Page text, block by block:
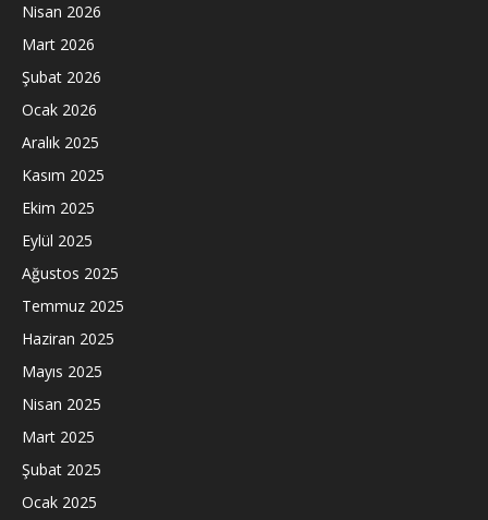
Nisan 2026
Mart 2026
Şubat 2026
Ocak 2026
Aralık 2025
Kasım 2025
Ekim 2025
Eylül 2025
Ağustos 2025
Temmuz 2025
Haziran 2025
Mayıs 2025
Nisan 2025
Mart 2025
Şubat 2025
Ocak 2025